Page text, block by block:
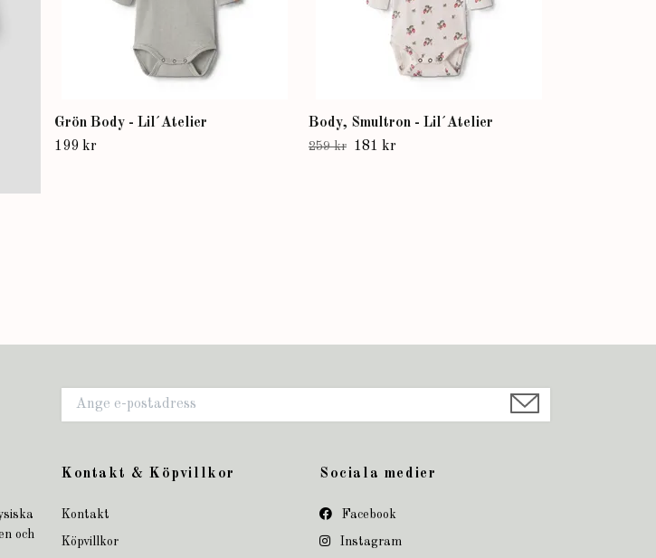
Grön Body - Lil´Atelier
199 kr
Body, Smultron - Lil´Atelier
259 kr 181 kr
och
Kontakt & Köpvillkor
Kontakt
Köpvillkor
Sociala medier
Facebook
Instagram